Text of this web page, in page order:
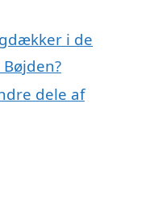
i de
dele af